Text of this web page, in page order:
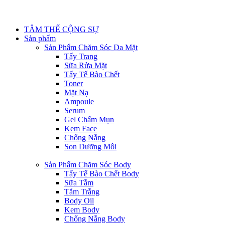
TÂM THẾ CỘNG SỰ
Sản phẩm
Sản Phẩm Chăm Sóc Da Mặt
Tẩy Trang
Sữa Rửa Mặt
Tẩy Tế Bào Chết
Toner
Mặt Nạ
Ampoule
Serum
Gel Chấm Mụn
Kem Face
Chống Nắng
Son Dưỡng Môi
Sản Phẩm Chăm Sóc Body
Tẩy Tế Bào Chết Body
Sữa Tắm
Tắm Trắng
Body Oil
Kem Body
Chống Nắng Body